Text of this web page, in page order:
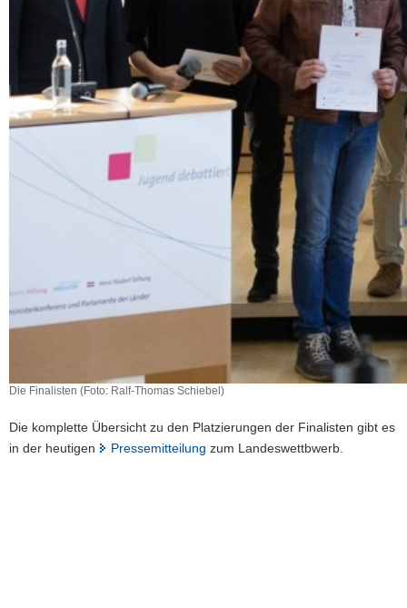
Die Finalisten (Foto: Ralf-Thomas Schiebel)
Die komplette Übersicht zu den Platzierungen der Finalisten gibt es
in der heutigen
Pressemitteilung zum Landeswettbwerb.